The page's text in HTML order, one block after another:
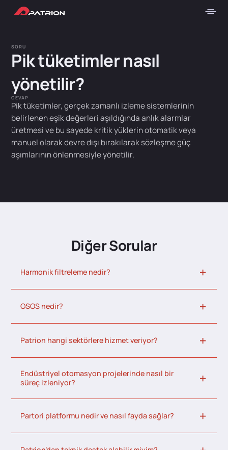
SORU
Pik tüketimler nasıl
yönetilir?
CEVAP
Pik tüketimler, gerçek zamanlı izleme sistemlerinin
belirlenen eşik değerleri aşıldığında anlık alarmlar
üretmesi ve bu sayede kritik yüklerin otomatik veya
manuel olarak devre dışı bırakılarak sözleşme güç
aşımlarının önlenmesiyle yönetilir.
Diğer Sorular
Harmonik filtreleme nedir?
OSOS nedir?
Patrion hangi sektörlere hizmet veriyor?
Endüstriyel otomasyon projelerinde nasıl bir
süreç izleniyor?
Partori platformu nedir ve nasıl fayda sağlar?